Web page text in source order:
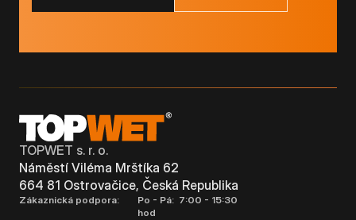
TOPWET s. r. o.
Náměstí Viléma Mrštíka 62
664 81 Ostrovačice, Česká Republika
Zákaznická podpora:
Po - Pá: 7:00 - 15:30
hod